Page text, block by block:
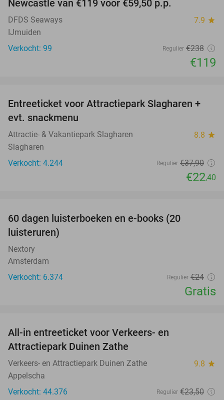
Newcastle van €119 voor €59,50 p.p.
DFDS Seaways 7.9 star
IJmuiden
Verkocht: 99
Regulier €238
€119
41%
Entreeticket voor Attractiepark Slagharen +
evt. snackmenu
Attractie- & Vakantiepark Slagharen 8.8 star
Slagharen
Verkocht: 4.244
Regulier €37,90
€22,40
60 dagen luisterboeken en e-books (20
luisteruren)
Nextory
Amsterdam
Verkocht: 6.374
Regulier €24
Gratis
All-in entreeticket voor Verkeers- en
Attractiepark Duinen Zathe
Verkeers- en Attractiepark Duinen Zathe 9.8 star
Appelscha
Verkocht: 44.376
Regulier €23,50